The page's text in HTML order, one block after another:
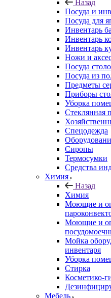
Назад
Посуда и
Посуда для
Инвентарь
Инвентарь
Инвентарь
Ножи и
Посуда
Посуда из
Предметы
Приборы
Уборка
Стеклянная
Спецодежда
Сиропы
Термосумки
Средства
Химия
Назад
Химия
Моющие и
Моющие и
Мойка
инвентаря
Уборка
Стирка
Косметико-
Мебель